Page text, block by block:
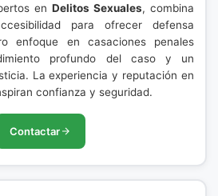
en Delitos Sexuales, combina
para ofrecer defensa
enfoque en casaciones penales
profundo del caso y un
La experiencia y reputación en
confianza y seguridad.
Contactar